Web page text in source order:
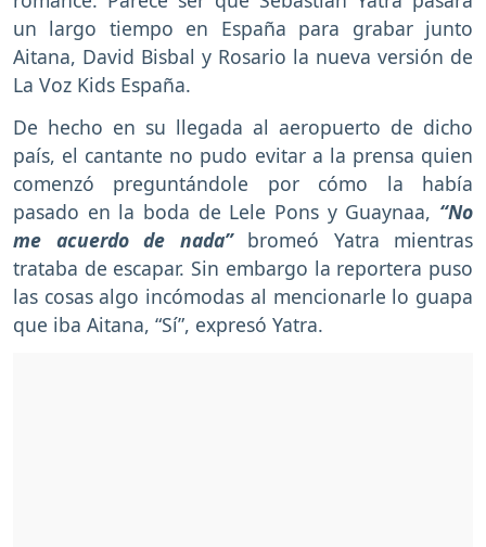
un largo tiempo en España para grabar junto
Aitana, David Bisbal y Rosario la nueva versión de
La Voz Kids España.
De hecho en su llegada al aeropuerto de dicho
país, el cantante no pudo evitar a la prensa quien
comenzó preguntándole por cómo la había
pasado en la boda de Lele Pons y Guaynaa, “No
me acuerdo de nada”bromeó Yatra mientras
trataba de escapar. Sin embargo la reportera puso
las cosas algo incómodas al mencionarle lo guapa
que iba Aitana, “Sí”, expresó Yatra.